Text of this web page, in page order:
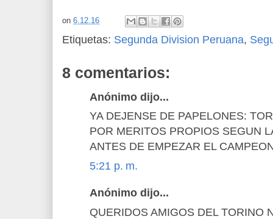
on 6.12.16
Etiquetas: Segunda Division Peruana,
8 comentarios:
Anónimo dijo...
YA DEJENSE DE PAPELONES:
POR MERITOS PROPIOS SEGUN
ANTES DE EMPEZAR EL
5:21 p. m.
Anónimo dijo...
QUERIDOS AMIGOS DEL TORINO